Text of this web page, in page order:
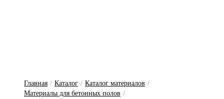
Главная / Каталог / Каталог материалов /
Материалы для бетонных полов /